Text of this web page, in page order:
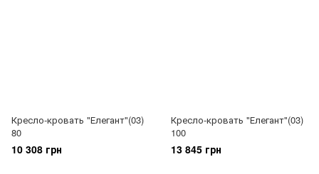
Кресло-кровать "Елегант"(03)
80
10 308 грн
Кресло-кровать "Елегант"(03)
100
13 845 грн